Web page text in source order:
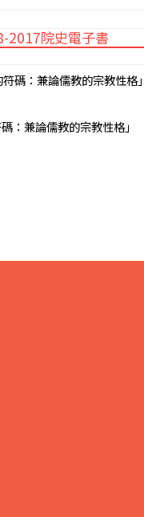
2017院史電子書
：兼論儒教的宗教性格」